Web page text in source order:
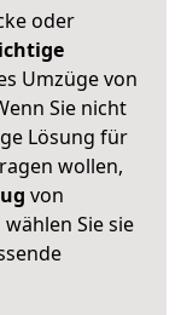
oder
Umzüge von
Sie nicht
Lösung für
wollen,
von
Sie sie